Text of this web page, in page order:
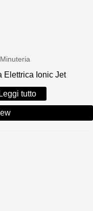
Elettrica Ionic Jet
Leggi tutto